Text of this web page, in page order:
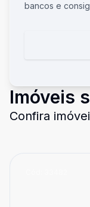
bancos e
Imóveis
Confira